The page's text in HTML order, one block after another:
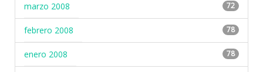
marzo 2008 72
febrero 2008 78
enero 2008 78